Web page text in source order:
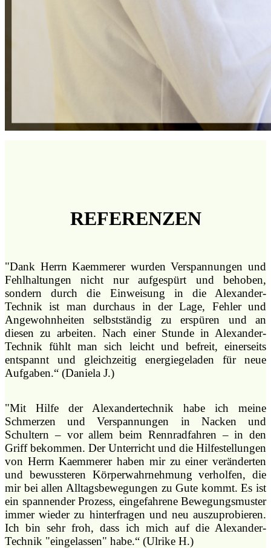
REFERENZEN
"Dank Herrn Kaemmerer wurden Verspannungen und
Fehlhaltungen nicht nur aufgespürt und behoben,
sondern durch die Einweisung in die Alexander-
Technik ist man durchaus in der Lage, Fehler und
Angewohnheiten selbstständig zu erspüren und an
diesen zu arbeiten. Nach einer Stunde in Alexander-
Technik fühlt man sich leicht und befreit, einerseits
entspannt und gleichzeitig energiegeladen für neue
Aufgaben.“ (Daniela J.)
"Mit Hilfe der Alexandertechnik habe ich meine
Schmerzen und Verspannungen in Nacken und
Schultern – vor allem beim Rennradfahren – in den
Griff bekommen. Der Unterricht und die Hilfestellungen
von Herrn Kaemmerer haben mir zu einer veränderten
und bewussteren Körperwahrnehmung verholfen, die
mir bei allen Alltagsbewegungen zu Gute kommt. Es ist
ein spannender Prozess, eingefahrene Bewegungsmuster
immer wieder zu hinterfragen und neu auszuprobieren.
Ich bin sehr froh, dass ich mich auf die Alexander-
Technik "eingelassen" habe.“ (Ulrike H.)